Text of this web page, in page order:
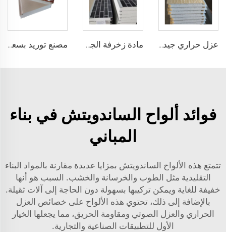
عزل حراري جيد الألواح المعدنية للجدران الداخلية عزل الجدار الخارجي بجودة عالية وسعر منخفض مادة زخرفة الجدران الخارجية للمنزل عزل حراري لوحة جانبية معدنية لوحة ساندويتش ستirofoam لوحة ساندويتش eps مصنع توريد بسعر جذاب لوحة جدارية مركبة eps مقاومة للحريق لوحة رغوة البوليسترين eps سميكة 100 مم
فوائد ألواح الساندويتش في بناء
المباني
تتمتع هذه الألواح الساندويتش بمزايا عديدة مقارنة بالمواد البناء
التقليدية مثل الطوب والخرسانة والخشب. السبب هو أنها
خفيفة للغاية ويمكن تركيبها بسهولة دون الحاجة إلى آلات ثقيلة.
بالإضافة إلى ذلك، تحتوي هذه الألواح على خصائص العزل
الحراري والعزل الصوتي ومقاومة الحريق، مما يجعلها الخيار
الأول للتطبيقات الصناعية والتجارية.